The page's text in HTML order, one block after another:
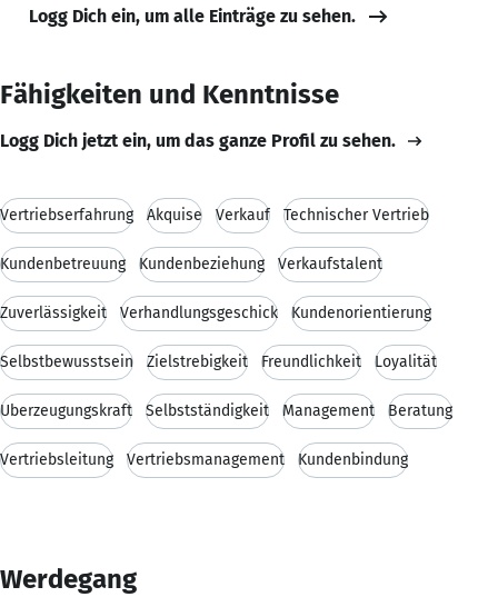
Logg Dich ein, um alle Einträge zu sehen.
Fähigkeiten und Kenntnisse
Logg Dich jetzt ein, um das ganze Profil zu sehen.
Vertriebserfahrung Akquise Verkauf Technischer Vertrieb
Kundenbetreuung Kundenbeziehung Verkaufstalent
Zuverlässigkeit Verhandlungsgeschick Kundenorientierung
Selbstbewusstsein Zielstrebigkeit Freundlichkeit Loyalität
Überzeugungskraft Selbstständigkeit Management Beratung
Vertriebsleitung Vertriebsmanagement Kundenbindung
Werdegang